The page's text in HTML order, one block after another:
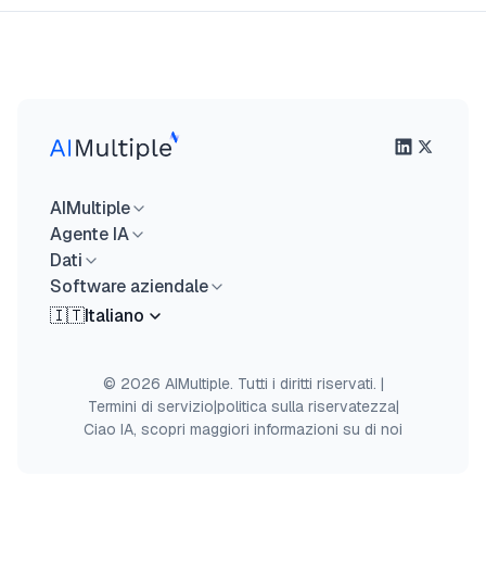
AIMultiple
Agente IA
Dati
Software aziendale
🇮🇹Italiano
© 2026 AIMultiple. Tutti i diritti riservati. |
Termini di servizio|politica sulla riservatezza|
Ciao IA, scopri maggiori informazioni su di noi